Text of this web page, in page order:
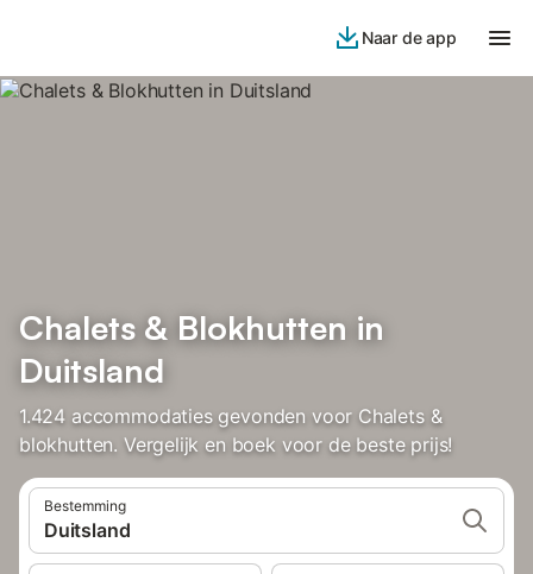
Naar de app
Chalets & Blokhutten in
Duitsland
1.424 accommodaties gevonden voor Chalets &
blokhutten. Vergelijk en boek voor de beste prijs!
Bestemming
Duitsland